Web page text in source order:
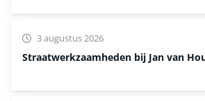
Straatwerkzaamheden bij Jan van
3 augustus 2026